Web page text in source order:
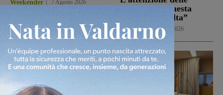
Weekender 7 Agosto 2026
istituzioni su questa
vicenda resta alta”
Cronaca 6 Agosto 2026